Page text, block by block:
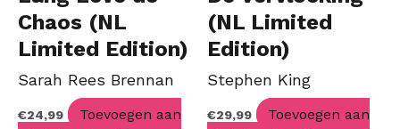
Chaos (NL
Limited Edition)
Sarah Rees Brennan
€24,99
Toevoegen aan
(NL Limited
Edition)
Stephen King
€29,99
Toevoegen aan